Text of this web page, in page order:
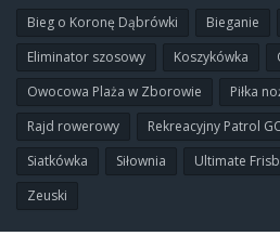
Bieg o Koronę Dąbrówki Bieganie
Eliminator szosowy
Koszykówka
Owocowa Plaża w Zborowie
Piłka
Rajd rowerowy
Rekreacyjny Patrol
Siatkówka
Siłownia Ultimate
Zeuski